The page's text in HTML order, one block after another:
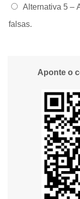
Alternativa 5 –
falsas.
Aponte o